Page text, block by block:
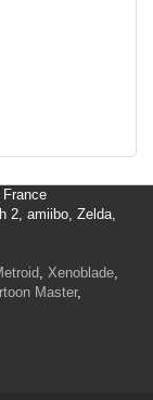
2, amiibo, Zelda,
, Xenoblade,
Master,